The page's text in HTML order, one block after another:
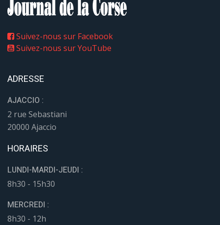
Suivez-nous sur Facebook
Suivez-nous sur YouTube
ADRESSE
AJACCIO :
2 rue Sebastiani
20000 Ajaccio
HORAIRES
LUNDI-MARDI-JEUDI :
8h30 - 15h30
MERCREDI :
8h30 - 12h